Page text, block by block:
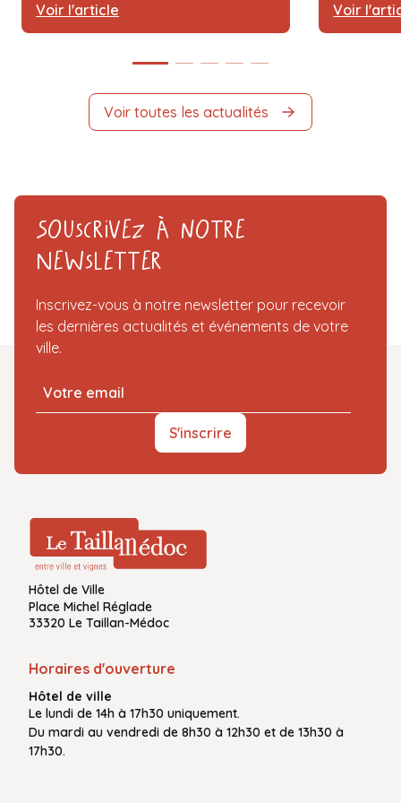
Voir l'article
Voir
Voir toutes les actualités
Souscrivez à notre
Newsletter
Inscrivez-vous à notre newsletter pour recevoir
les dernières actualités et événements de votre
ville.
S'inscrire
Hôtel de Ville
Place Michel Réglade
33320 Le Taillan-Médoc
Horaires d'ouverture
Hôtel de ville
Le lundi de 14h à 17h30 uniquement.
Du mardi au vendredi de 8h30 à 12h30 et de 13h30 à
17h30.